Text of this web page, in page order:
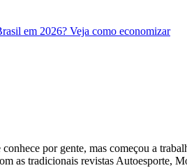
em 2026? Veja como economizar
por gente, mas começou a
as tradicionais revistas Autoesporte,